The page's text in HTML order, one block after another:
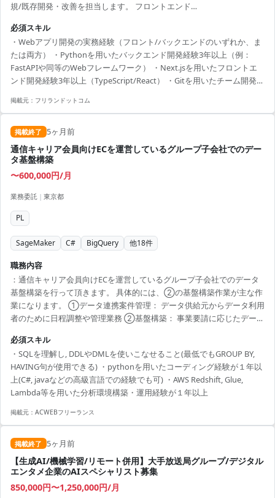
規/既存開発・改善を担当します。 フロントエンド
を横断し、要件検討から設計、実装、テスト、運用まで一貫して関わ
っていただく想定です。 就業形態はハイブリッドで、月・水・金は田
町オフィス出社、他曜日はリモートを想定しています。 募集背景 AI議
事録SaaSの利用拡大と新機能強化に伴う体制増強のため、即戦力の
Webアプリエン...
必須スキル
・Webアプリ開発の実務経験（フロント/バックエンドのいずれか、ま
たは両方） ・Pythonを用いたバックエンド開発経験3年以上（例：
FastAPIや同等のWebフレームワーク） ・Next.jsを用いたフロントエ
ンド開発経験3年以上（TypeScript/React） ・Gitを用いたチーム開発経
掲載元： フリランドットコム
掲載終了 5ヶ月前
通信キャリア会員向けECを運営しているグループ子会社でのデー
タ基盤構築
〜600,000円/月
業務委託 | 東京都
PL
SageMaker C# BigQuery 他18件
職務内容
：通信キャリア会員向けECを運営しているグループ子会社でのデータ
基盤構築を行って頂きます。 具体的には、②の基盤構築作業が主な作
業になります。 ①データ連携案件管理： データ供給元からデータ利用
者のために日程調整や管理業務 ②基盤構築： 事業要請に応じたデータ
Lambda, StepFunctions, Redshift, Redshift Spectrum, IAM,
SageMaker, S3, EC2, CodePipeline, CodeDeploy ・GCP：BigQuery,
GCS, CloudFunction, ...
必須スキル
・SQLを理解し, DDLやDMLを使いこなせること(最低でもGROUP BY,
HAVING句が使用できる) ・pythonを用いたコーディング経験が１年以
上(C#, javaなどの高級言語での経験でも可) ・AWS Redshift, Glue,
Lambda等を用いた分析環境構築・運用経験が１年以上
掲載元： ACWEBフリーランス
掲載終了 5ヶ月前
【生成AI/機械学習/リモート併用】大手放送局グループ/デジタル
エンタメ企業のAIスペシャリスト募集
850,000円〜1,250,000円/月